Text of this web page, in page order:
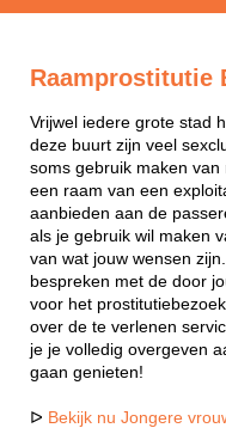
Raamprostitutie
Vrijwel iedere grote stad
deze buurt zijn veel
soms gebruik maken
een raam van een
aanbieden aan de
als je gebruik wil maken
van wat jouw wensen
bespreken met de door
voor het
over de te verlenen
je je volledig overgeven
gaan genieten!
ᐅ Bekijk nu Jongere